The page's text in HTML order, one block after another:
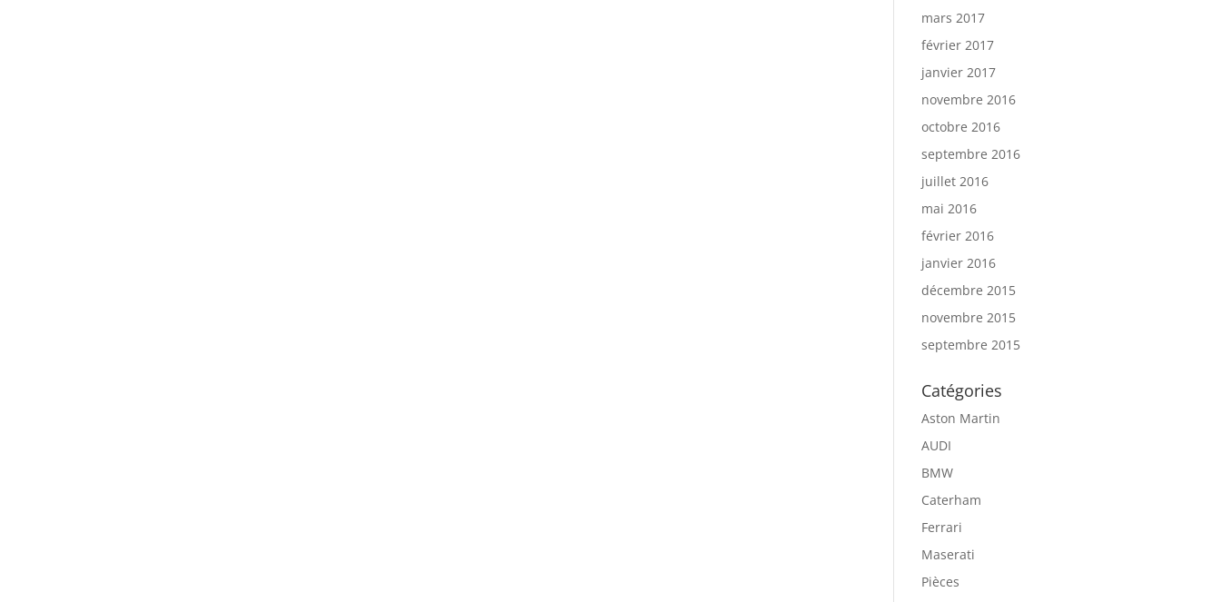
mars 2017
février 2017
janvier 2017
novembre 2016
octobre 2016
septembre 2016
juillet 2016
mai 2016
février 2016
janvier 2016
décembre 2015
novembre 2015
septembre 2015
Catégories
Aston Martin
AUDI
BMW
Caterham
Ferrari
Maserati
Pièces